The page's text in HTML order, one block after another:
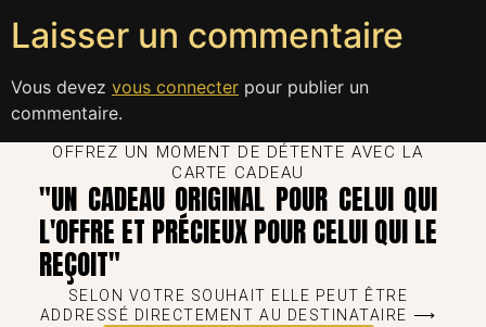
Laisser un commentaire
Vous devez vous connecter pour publier un
commentaire.
OFFREZ UN MOMENT DE DÉTENTE AVEC LA
CARTE CADEAU
"UN CADEAU ORIGINAL POUR CELUI QUI
L'OFFRE ET PRÉCIEUX POUR CELUI QUI LE
REÇOIT"
SELON VOTRE SOUHAIT ELLE PEUT ÊTRE
ADDRESSÉ DIRECTEMENT AU DESTINATAIRE ⟶